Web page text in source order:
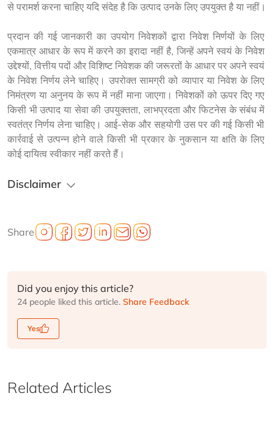
से परामर्श करना चाहिए यदि संदेह है कि उत्पाद उनके लिए उपयुक्त है या नहीं।
प्रदान की गई जानकारी का उपयोग निवेशकों द्वारा निवेश निर्णयों के लिए
एकमात्र आधार के रूप में करने का इरादा नहीं है, जिन्हें अपने स्वयं के निवेश
उद्देश्यों, वित्तीय पदों और विशिष्ट निवेशक की जरूरतों के आधार पर अपने स्वयं
के निवेश निर्णय लेने चाहिए। उपरोक्त सामग्री को व्यापार या निवेश के लिए
निमंत्रण या अनुनय के रूप में नहीं माना जाएगा। निवेशकों को ऊपर दिए गए
किसी भी उत्पाद या सेवा की उपयुक्तता, लाभप्रदता और फिटनेस के संबंध में
स्वतंत्र निर्णय लेना चाहिए। आई-सेक और सहयोगी उस पर की गई किसी भी
कार्रवाई से उत्पन्न होने वाले किसी भी प्रकार के नुकसान या क्षति के लिए
कोई दायित्व स्वीकार नहीं करते हैं।
Disclaimer
Share
Did you enjoy this article?
24 people liked this article. Share Feedback
Yes
Related Articles